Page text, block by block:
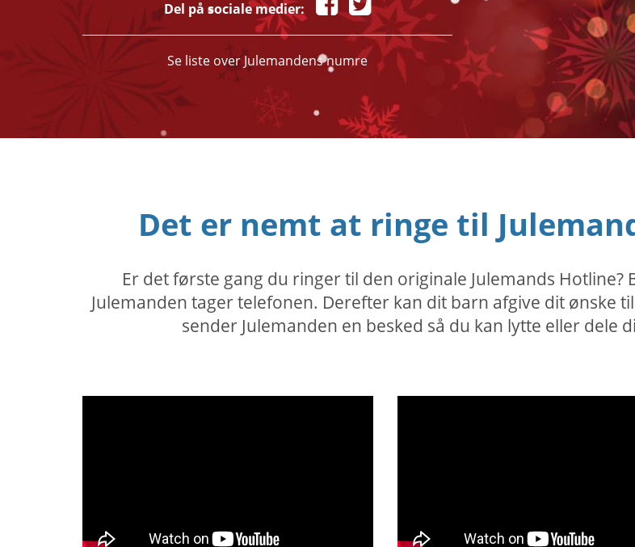
Del på sociale medier:
Se liste over Julemandens numre
Det er nemt at ringe til
Er det første gang du ringer til den originale Julemands
Julemanden tager telefonen. Derefter kan dit barn afgive dit ønske
sender Julemanden en besked så du kan lytte eller dele